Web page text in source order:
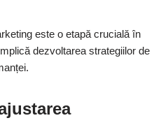
este o etapă crucială în
dezvoltarea strategiilor de